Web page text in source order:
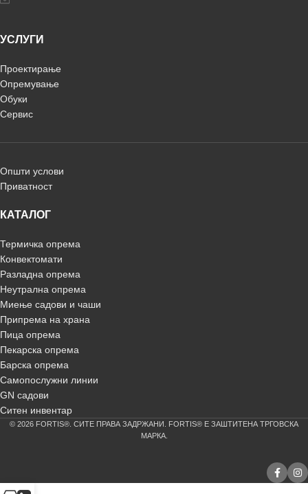
УСЛУГИ
Проектирање
Опремување
Обуки
Сервис
Општи услови
Приватност
КАТАЛОГ
Термичка опрема
Конвектомати
Разладна опрема
Неутрална опрема
Миење садови и чаши
Припрема на храна
Пица опрема
Пекарска опрема
Барска опрема
Самопослужни линии
GN садови
Ситен инвентар
© 2026 FORTIS®. СИТЕ ПРАВА ЗАДРЖАНИ. FORTIS® Е ЗАШТИТЕНА ТРГОВСКА
МАРКА.